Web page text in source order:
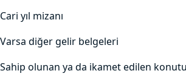
Cari yıl mizanı
Varsa diğer gelir belgeleri
Sahip olunan ya da ikamet edilen